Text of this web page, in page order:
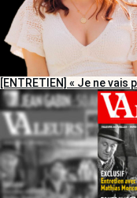
[ENTRETIEN] « Je ne